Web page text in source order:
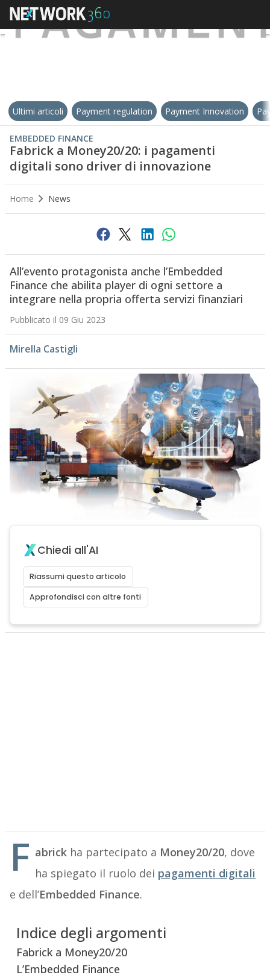
Ultimi articoli Payment regulation Payment Innovation
EMBEDDED FINANCE
Fabrick a Money20/20: i pagamenti
digitali sono driver di innovazione
Home News
All’evento protagonista anche l’Embedded
Finance che abilita player di ogni settore a
integrare nella propria offerta servizi finanziari
Pubblicato il 09 Giu 2023
Mirella Castigli
Chiedi all'AI
Riassumi questo articolo
Approfondisci con altre fonti
F abrickha partecipato a Money20/20, dove
ha spiegato il ruolo dei pagamenti digitali
e dell’Embedded Finance.
Indice degli argomenti
Fabrick a Money20/20
L’Embedded Finance